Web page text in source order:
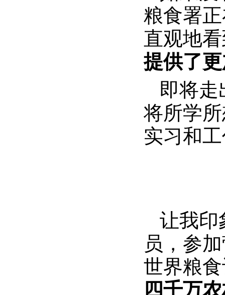
粮食署
直观地
提供了
即将走
将所学
实习和
让我印
员，参
世界粮
四千万